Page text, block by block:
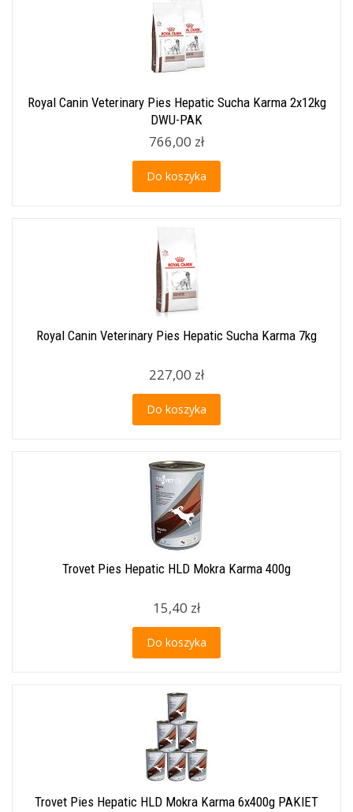
Royal Canin Veterinary Pies Hepatic Sucha Karma 2x12kg
DWU-PAK
766,00 zł
Do koszyka
Royal Canin Veterinary Pies Hepatic Sucha Karma 7kg
227,00 zł
Do koszyka
Trovet Pies Hepatic HLD Mokra Karma 400g
15,40 zł
Do koszyka
Trovet Pies Hepatic HLD Mokra Karma 6x400g PAKIET